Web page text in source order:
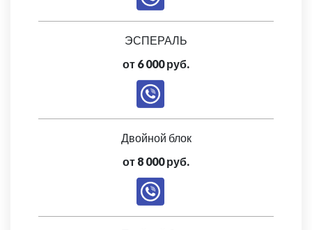
ЭСПЕРАЛЬ
от 6 000 руб.
Двойной блок
от 8 000 руб.